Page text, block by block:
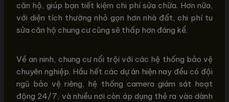
căn hộ, giúp bạn tiết kiệm chi phí sửa chữa. Hơn nữa,
với diện tích thường nhỏ gọn hơn nhà đất, chi phí tu
sửa căn hộ chung cư cũng sẽ thấp hơn đáng kể.
Về an ninh, chung cư nổi trội với các hệ thống bảo vệ
chuyên nghiệp. Hầu hết các dự án hiện nay đều có đội
ngũ bảo vệ riêng, hệ thống camera giám sát hoạt
động 24/7, và nhiều nơi còn áp dụng thẻ ra vào dành